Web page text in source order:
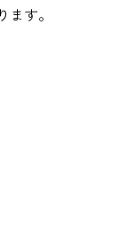
す。